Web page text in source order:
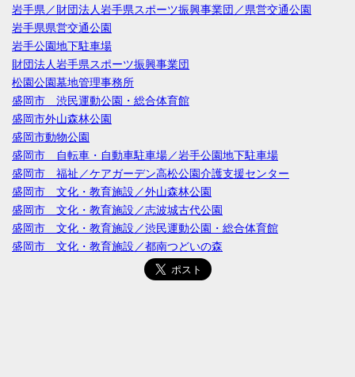
岩手県／財団法人岩手県スポーツ振興事業団／県営交通公園
岩手県県営交通公園
岩手公園地下駐車場
財団法人岩手県スポーツ振興事業団
松園公園墓地管理事務所
盛岡市 渋民運動公園・総合体育館
盛岡市外山森林公園
盛岡市動物公園
盛岡市 自転車・自動車駐車場／岩手公園地下駐車場
盛岡市 福祉／ケアガーデン高松公園介護支援センター
盛岡市 文化・教育施設／外山森林公園
盛岡市 文化・教育施設／志波城古代公園
盛岡市 文化・教育施設／渋民運動公園・総合体育館
盛岡市 文化・教育施設／都南つどいの森